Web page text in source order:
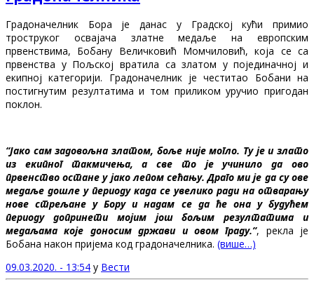
Градоначелник Бора је данас у Градској кући примио
троструког освајача златне медаље на европским
првенствима, Бобану Величковић Момчиловић, која се са
првенства у Пољској вратила са златом у појединачној и
екипној категорији. Градоначелник је честитао Бобани на
постигнутим резултатима и том приликом уручио пригодан
поклон.
“Јако сам задовољна златом, боље није могло. Ту је и злато
из екипног такмичења, а све то је учинило да ово
првенство остане у јако лепом сећању. Драго ми је да су ове
медаље дошле у периоду када се увелико ради на отварању
нове стрељане у Бору и надам се да ће она у будућем
периоду допринети мојим још бољим резултатима и
медаљама које доносим држави и овом граду.”, рекла је
Бобана након пријема код градоначелника. (више…)
09.03.2020. - 13:54 у Вести